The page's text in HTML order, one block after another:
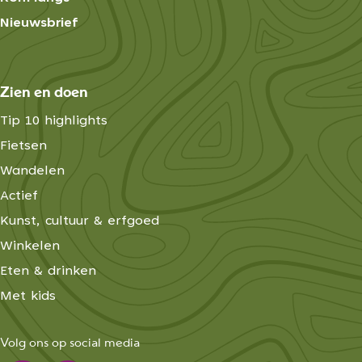
Nieuwsbrief
Zien en doen
Tip 10 highlights
Fietsen
Wandelen
Actief
Kunst, cultuur & erfgoed
Winkelen
Eten & drinken
Met kids
Volg ons op social media